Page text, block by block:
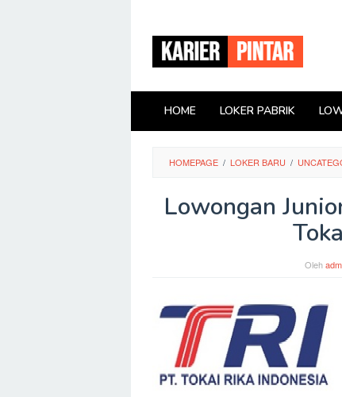
konten
HOME LOKER PABRIK
HOMEPAGE / LOKER BARU /
Lowongan
Oleh